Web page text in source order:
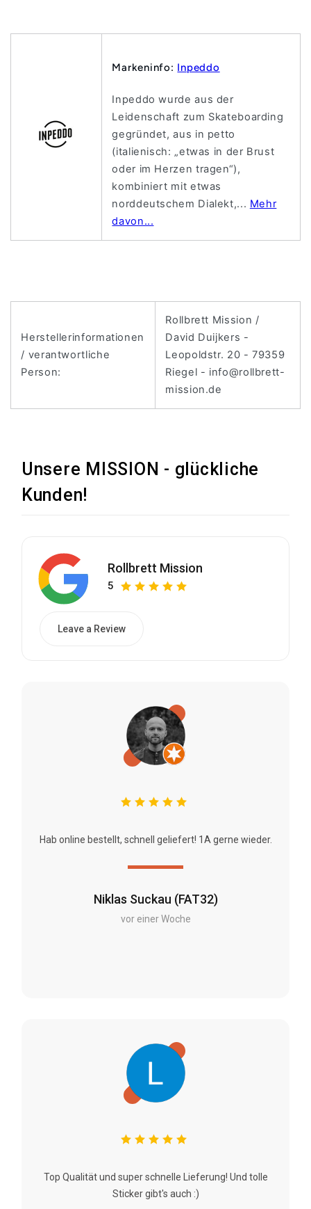
Markeninfo: Inpeddo
Inpeddo wurde aus der
Leidenschaft zum Skateboarding
gegründet, aus in petto
(italienisch: „etwas in der Brust
oder im Herzen tragen“),
kombiniert mit etwas
norddeutschem Dialekt,... Mehr
davon...
Herstellerinformationen
/ verantwortliche
Person:
Rollbrett Mission /
David Duijkers -
Leopoldstr. 20 - 79359
Riegel - info@rollbrett-
mission.de
Unsere MISSION - glückliche
Kunden!
Rollbrett Mission
5
Leave a Review
Niklas Suckau (FAT32)
vor einer Woche
Hab online bestellt, schnell geliefert! 1A gerne wieder.
Top Qualität und super schnelle Lieferung! Und tolle
Sticker gibt's auch :)